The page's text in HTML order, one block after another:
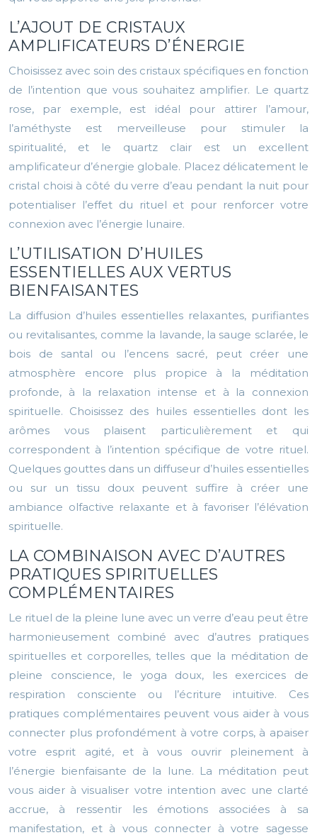
L’AJOUT DE CRISTAUX
AMPLIFICATEURS D’ÉNERGIE
Choisissez avec soin des cristaux spécifiques en fonction
de l’intention que vous souhaitez amplifier. Le quartz
rose, par exemple, est idéal pour attirer l’amour,
l’améthyste est merveilleuse pour stimuler la
spiritualité, et le quartz clair est un excellent
amplificateur d’énergie globale. Placez délicatement le
cristal choisi à côté du verre d’eau pendant la nuit pour
potentialiser l’effet du rituel et pour renforcer votre
connexion avec l’énergie lunaire.
L’UTILISATION D’HUILES
ESSENTIELLES AUX VERTUS
BIENFAISANTES
La diffusion d’huiles essentielles relaxantes, purifiantes
ou revitalisantes, comme la lavande, la sauge sclarée, le
bois de santal ou l’encens sacré, peut créer une
atmosphère encore plus propice à la méditation
profonde, à la relaxation intense et à la connexion
spirituelle. Choisissez des huiles essentielles dont les
arômes vous plaisent particulièrement et qui
correspondent à l’intention spécifique de votre rituel.
Quelques gouttes dans un diffuseur d’huiles essentielles
ou sur un tissu doux peuvent suffire à créer une
ambiance olfactive relaxante et à favoriser l’élévation
spirituelle.
LA COMBINAISON AVEC D’AUTRES
PRATIQUES SPIRITUELLES
COMPLÉMENTAIRES
Le rituel de la pleine lune avec un verre d’eau peut être
harmonieusement combiné avec d’autres pratiques
spirituelles et corporelles, telles que la méditation de
pleine conscience, le yoga doux, les exercices de
respiration consciente ou l’écriture intuitive. Ces
pratiques complémentaires peuvent vous aider à vous
connecter plus profondément à votre corps, à apaiser
votre esprit agité, et à vous ouvrir pleinement à
l’énergie bienfaisante de la lune. La méditation peut
vous aider à visualiser votre intention avec une clarté
accrue, à ressentir les émotions associées à sa
manifestation, et à vous connecter à votre sagesse